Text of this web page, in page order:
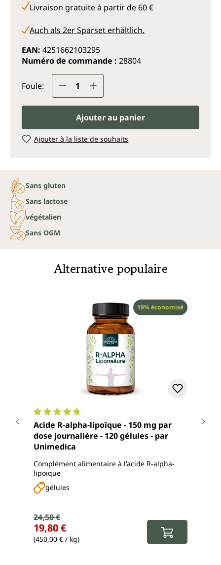
Livraison gratuite à partir de 60 €
Auch als 2er Sparset erhältlich.
EAN: 4251662103295
Numéro de commande : 28804
Foule: Quantité de produit : Entrez la
Ajouter au panier
Ajouter à la liste de souhaits
Sans gluten
Sans lactose
végétalien
Sans OGM
Alternative populaire
Réduction
19% économisé
Note moyenne de 4.8 sur 5 étoiles
Acide R-alpha-lipoïque - 150 mg par
dose journalière - 120 gélules - par
Unimedica
Complément alimentaire à l'acide R-alpha-
lipoïque
gélules
Prix de vente :
Prix régulier :
24,50 €
19,80 €
(450,00 € / kg)